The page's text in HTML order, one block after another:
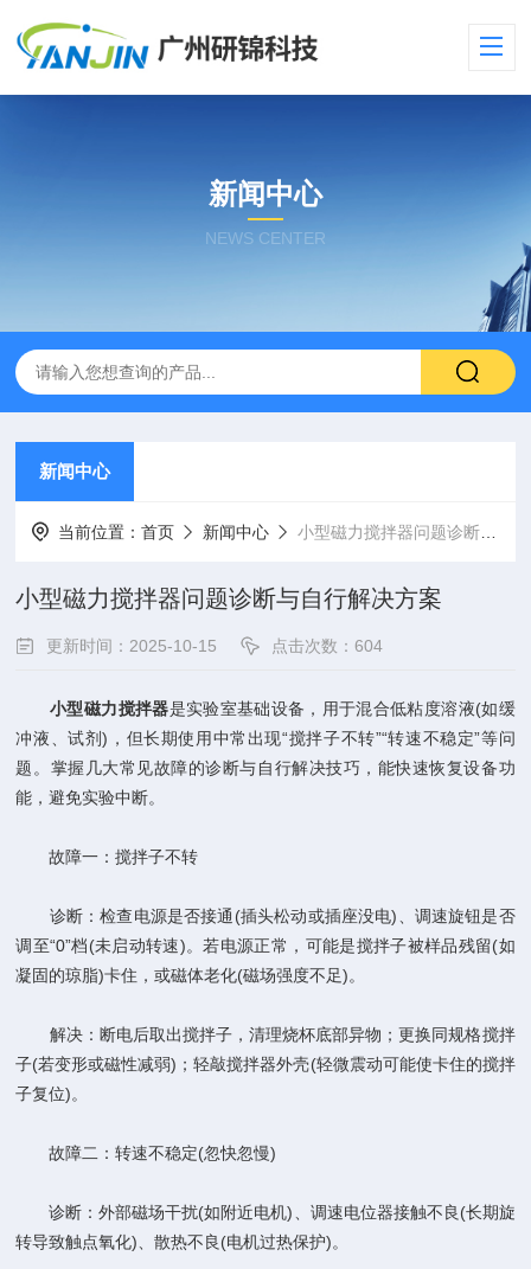
新闻中心
NEWS CENTER
新闻中心
当前位置：首页 新闻中心 小型磁力搅拌器问题诊断与自行解决方案
小型磁力搅拌器问题诊断与自行解决方案
更新时间：2025-10-15 点击次数：604
小型磁力搅拌器是实验室基础设备，用于混合低粘度溶液(如缓
冲液、试剂)，但长期使用中常出现“搅拌子不转”“转速不稳定”等问
题。掌握几大常见故障的诊断与自行解决技巧，能快速恢复设备功
能，避免实验中断。
故障一：搅拌子不转
诊断：检查电源是否接通(插头松动或插座没电)、调速旋钮是否
调至“0”档(未启动转速)。若电源正常，可能是搅拌子被样品残留(如
凝固的琼脂)卡住，或磁体老化(磁场强度不足)。
解决：断电后取出搅拌子，清理烧杯底部异物；更换同规格搅拌
子(若变形或磁性减弱)；轻敲搅拌器外壳(轻微震动可能使卡住的搅拌
子复位)。
故障二：转速不稳定(忽快忽慢)
诊断：外部磁场干扰(如附近电机)、调速电位器接触不良(长期旋
转导致触点氧化)、散热不良(电机过热保护)。